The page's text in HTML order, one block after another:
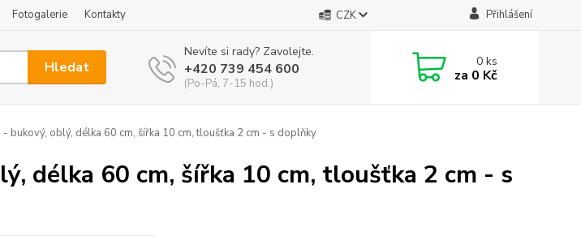
Fotogalerie Kontakty CZK Přihlášení
Hledat
Nevíte si rady? Zavolejte.
+420 739 454 600
(Po-Pá, 7-15 hod.)
0ks
za 0 Kč
- bukový, oblý, délka 60 cm, šířka 10 cm, tloušťka 2 cm - s doplňky
délka 60 cm, šířka 10 cm, tloušťka 2 cm - s